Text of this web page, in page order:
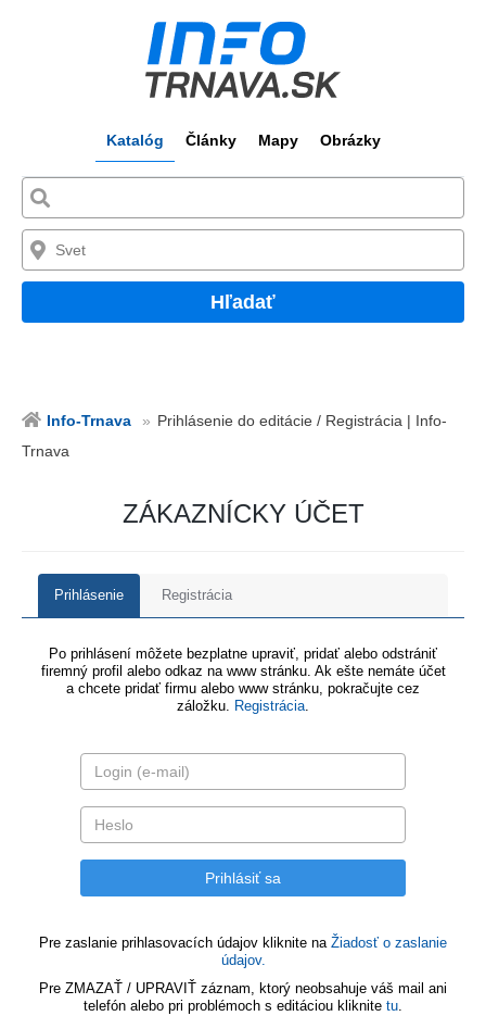
Katalóg Články Mapy Obrázky
Hľadať
Info-Trnava
Prihlásenie do editácie / Registrácia | Info-
Trnava
ZÁKAZNÍCKY ÚČET
Prihlásenie Registrácia
Po prihlásení môžete bezplatne upraviť, pridať alebo odstrániť
firemný profil alebo odkaz na www stránku. Ak ešte nemáte účet
a chcete pridať firmu alebo www stránku, pokračujte cez
záložku. Registrácia.
Pre zaslanie prihlasovacích údajov kliknite na Žiadosť o zaslanie
údajov.
Pre ZMAZAŤ / UPRAVIŤ záznam, ktorý neobsahuje váš mail ani
telefón alebo pri problémoch s editáciou kliknite tu.